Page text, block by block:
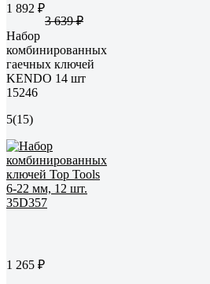
1 892 ₽
3 639 ₽
Набор
комбинированных
гаечных ключей
KENDO 14 шт
15246
5(15)
1 265 ₽